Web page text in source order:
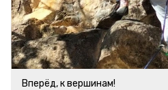
Вперёд, к вершинам!